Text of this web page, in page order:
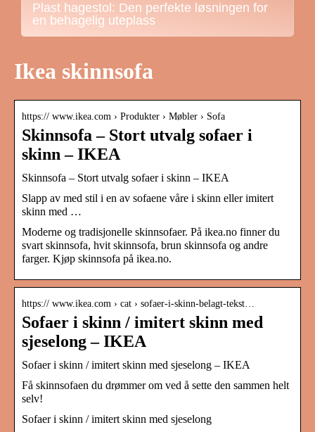
Plast hagestol: Den perfekte løsningen for
en behagelig uteplass
Ikea skinnsofa
https:// www.ikea.com › Produkter › Møbler › Sofa
Skinnsofa – Stort utvalg sofaer i
skinn – IKEA
Skinnsofa – Stort utvalg sofaer i skinn – IKEA
Slapp av med stil i en av sofaene våre i skinn eller imitert
skinn med …
Moderne og tradisjonelle skinnsofaer. På ikea.no finner du
svart skinnsofa, hvit skinnsofa, brun skinnsofa og andre
farger. Kjøp skinnsofa på ikea.no.
https:// www.ikea.com › cat › sofaer-i-skinn-belagt-tekst…
Sofaer i skinn / imitert skinn med
sjeselong – IKEA
Sofaer i skinn / imitert skinn med sjeselong – IKEA
Få skinnsofaen du drømmer om ved å sette den sammen helt
selv!
Sofaer i skinn / imitert skinn med sjeselong